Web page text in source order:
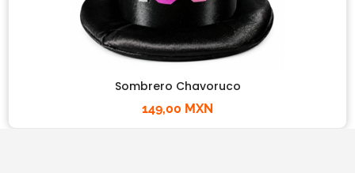
Sombrero Chavoruco
149,00 MXN